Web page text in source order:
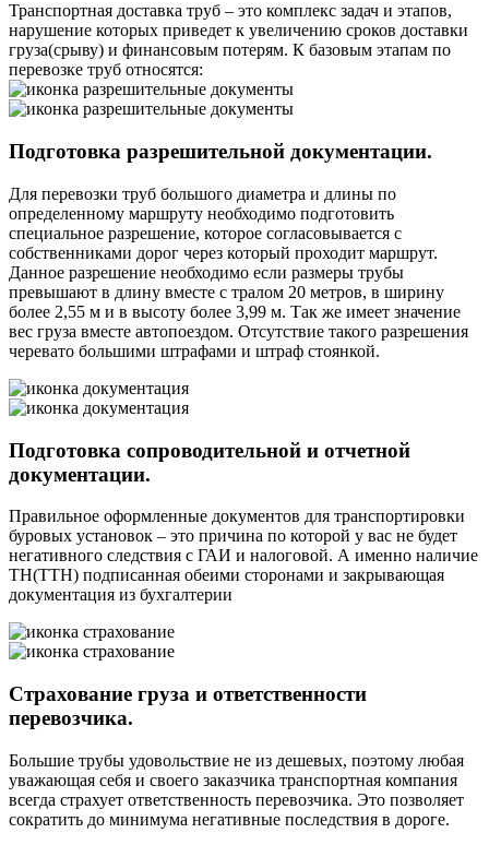
Транспортная доставка труб – это комплекс задач и этапов,
нарушение которых приведет к увеличению сроков доставки
груза(срыву) и финансовым потерям. К базовым этапам по
перевозке труб относятся:
Подготовка разрешительной документации.
Для перевозки труб большого диаметра и длины по
определенному маршруту необходимо подготовить
специальное разрешение, которое согласовывается с
собственниками дорог через который проходит маршрут.
Данное разрешение необходимо если размеры трубы
превышают в длину вместе с тралом 20 метров, в ширину
более 2,55 м и в высоту более 3,99 м. Так же имеет значение
вес груза вместе автопоездом. Отсутствие такого разрешения
черевато большими штрафами и штраф стоянкой.
Подготовка сопроводительной и отчетной
документации.
Правильное оформленные документов для транспортировки
буровых установок – это причина по которой у вас не будет
негативного следствия с ГАИ и налоговой. А именно наличие
ТН(ТТН) подписанная обеими сторонами и закрывающая
документация из бухгалтерии
Страхование груза и ответственности
перевозчика.
Большие трубы удовольствие не из дешевых, поэтому любая
уважающая себя и своего заказчика транспортная компания
всегда страхует ответственность перевозчика. Это позволяет
сократить до минимума негативные последствия в дороге.